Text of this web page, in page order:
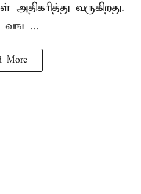
அதிகரித்து வருகிறது.
வங ...
More